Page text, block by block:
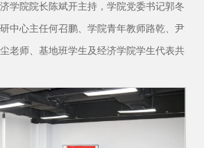
学院院长陈斌开主持，学院党委书记郭冬
中心主任何召鹏、学院青年教师路乾、尹
老师、基地班学生及经济学院学生代表共